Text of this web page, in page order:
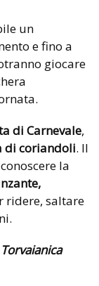
un
e fino a
giocare
di Carnevale,
di coriandoli. Il
la
ridere, saltare